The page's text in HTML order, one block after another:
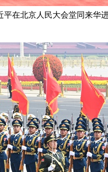
北京人民大会堂同来华